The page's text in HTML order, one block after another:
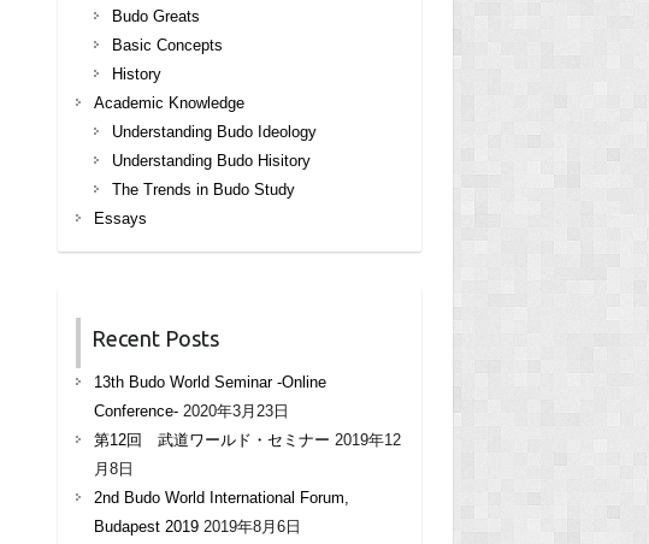
Budo Greats
Basic Concepts
History
Academic Knowledge
Understanding Budo Ideology
Understanding Budo Hisitory
The Trends in Budo Study
Essays
Recent Posts
13th Budo World Seminar -Online
Conference- 2020年3月23日
第12回 武道ワールド・セミナー 2019年12
月8日
2nd Budo World International Forum,
Budapest 2019 2019年8月6日